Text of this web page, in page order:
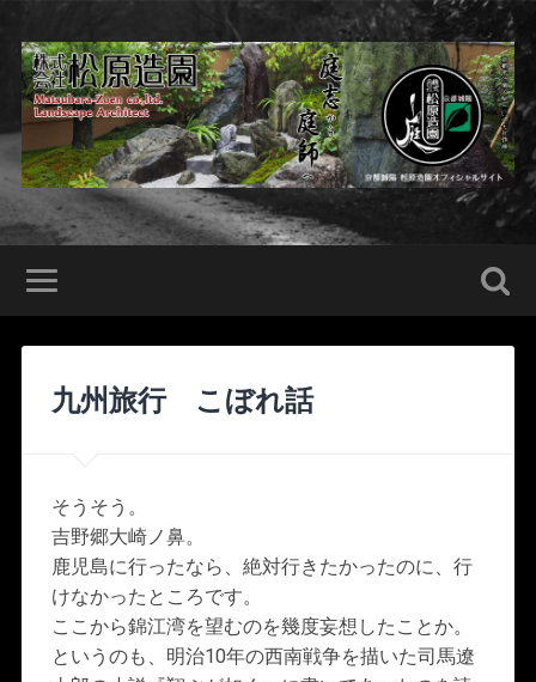
九州旅行 こぼれ話
そうそう。
吉野郷大崎ノ鼻。
鹿児島に行ったなら、絶対行きたかったのに、行
けなかったところです。
ここから錦江湾を望むのを幾度妄想したことか。
というのも、明治10年の西南戦争を描いた司馬遼